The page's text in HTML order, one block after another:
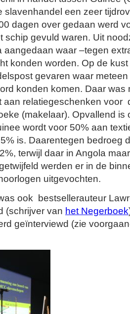
slavenhandel een zeer
dagen over gedaan werd
schip gevuld waren. Uit
aangedaan waar –tegen
konden worden. Op de
gevaren waar
konden komen. Daar was
aan relatiegeschenken voor
(makelaar). Opvallend is
wordt voor 50% aan
is. Daarentegen bedroeg
terwijl daar in Angola
werden er in de
uitgevochten.
ook bestsellerauteur
(schrijver van het Negerboek
geïnterviewd (zie